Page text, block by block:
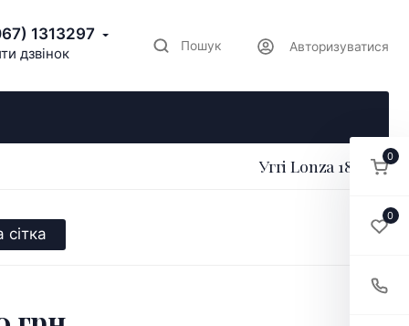
1313297
дзвінок Пошук Авторизуватися
Уггі Lonza 180079
сітка
0
0